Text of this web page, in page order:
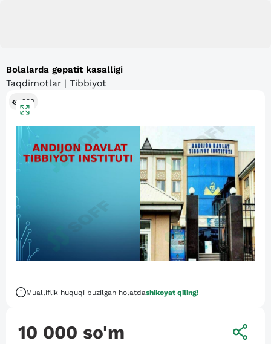
Bolalarda gepatit kasalligi
Taqdimotlar | Tibbiyot
299
Mualliflik huquqi buzilgan holatdashikoyat qiling!
10 000 so'm